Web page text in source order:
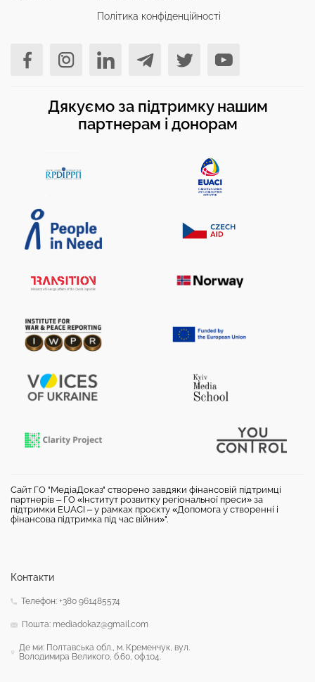
Політика конфіденційності
Дякуємо за підтримку нашим
партнерам і донорам
Сайт ГО "МедіаДоказ" створено завдяки фінансовій підтримці
партнерів – ГО «Інститут розвитку регіональної преси» за
підтримки EUACI – у рамках проєкту «Допомога у створенні і
фінансова підтримка під час війни»".
Контакти
Телефон: +380 961485574
Пошта: mediadokaz@gmail.com
Де ми: Полтавська обл., м. Кременчук, вул.
Володимира Великого, б.60, оф.104.